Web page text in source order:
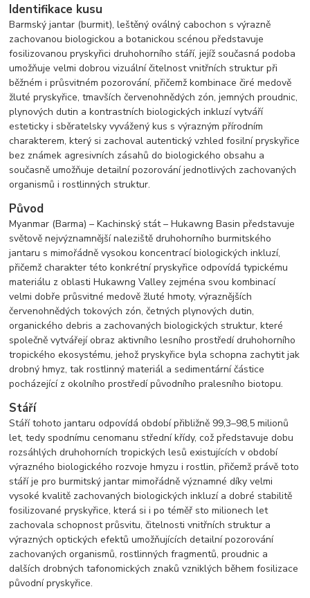
Identifikace kusu
Barmský jantar (burmit), leštěný oválný cabochon s výrazně
zachovanou biologickou a botanickou scénou představuje
fosilizovanou pryskyřici druhohorního stáří, jejíž současná podoba
umožňuje velmi dobrou vizuální čitelnost vnitřních struktur při
běžném i průsvitném pozorování, přičemž kombinace čiré medově
žluté pryskyřice, tmavších červenohnědých zón, jemných proudnic,
plynových dutin a kontrastních biologických inkluzí vytváří
esteticky i sběratelsky vyvážený kus s výrazným přírodním
charakterem, který si zachoval autentický vzhled fosilní pryskyřice
bez známek agresivních zásahů do biologického obsahu a
současně umožňuje detailní pozorování jednotlivých zachovaných
organismů i rostlinných struktur.
Původ
Myanmar (Barma) – Kachinský stát – Hukawng Basin představuje
světově nejvýznamnější naleziště druhohorního burmitského
jantaru s mimořádně vysokou koncentrací biologických inkluzí,
přičemž charakter této konkrétní pryskyřice odpovídá typickému
materiálu z oblasti Hukawng Valley zejména svou kombinací
velmi dobře průsvitné medově žluté hmoty, výraznějších
červenohnědých tokových zón, četných plynových dutin,
organického debris a zachovaných biologických struktur, které
společně vytvářejí obraz aktivního lesního prostředí druhohorního
tropického ekosystému, jehož pryskyřice byla schopna zachytit jak
drobný hmyz, tak rostlinný materiál a sedimentární částice
pocházející z okolního prostředí původního pralesního biotopu.
Stáří
Stáří tohoto jantaru odpovídá období přibližně 99,3–98,5 milionů
let, tedy spodnímu cenomanu střední křídy, což představuje dobu
rozsáhlých druhohorních tropických lesů existujících v období
výrazného biologického rozvoje hmyzu i rostlin, přičemž právě toto
stáří je pro burmitský jantar mimořádně významné díky velmi
vysoké kvalitě zachovaných biologických inkluzí a dobré stabilitě
fosilizované pryskyřice, která si i po téměř sto milionech let
zachovala schopnost průsvitu, čitelnosti vnitřních struktur a
výrazných optických efektů umožňujících detailní pozorování
zachovaných organismů, rostlinných fragmentů, proudnic a
dalších drobných tafonomických znaků vzniklých během fosilizace
původní pryskyřice.